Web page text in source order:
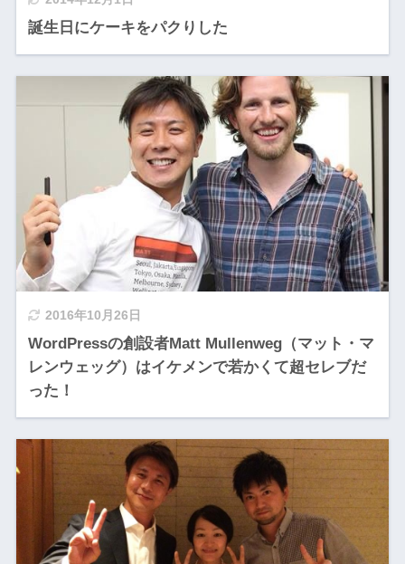
誕生日にケーキをパクりした
2016年10月26日
WordPressの創設者Matt Mullenweg（マット・マ
レンウェッグ）はイケメンで若かくて超セレブだ
った！